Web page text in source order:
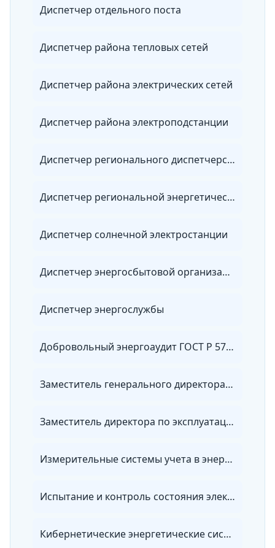
Диспетчер отдельного поста
Диспетчер района тепловых сетей
Диспетчер района электрических сетей
Диспетчер района электроподстанции
Диспетчер регионального диспетчерского управления
Диспетчер региональной энергетической системы
Диспетчер солнечной электростанции
Диспетчер энергосбытовой организации
Диспетчер энергослужбы
Добровольный энергоаудит ГОСТ Р 57576-2017
Заместитель генерального директора по эксплуатации электрических сетей
Заместитель директора по эксплуатации электрических сетей
Измерительные системы учета в энергетике
Испытание и контроль состояния электрооборудования
Кибернетические энергетические системы